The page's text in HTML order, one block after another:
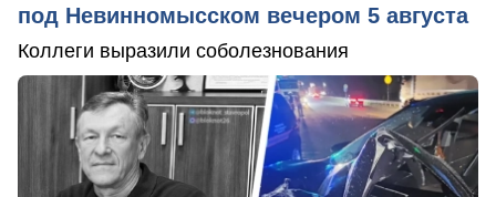
под Невинномысском вечером 5 августа
Коллеги выразили соболезнования